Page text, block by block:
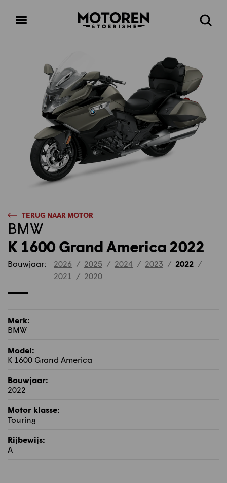
Open
Homepage Zoeken
TERUG NAAR MOTOR
BMW
K 1600 Grand America 2022
Bouwjaar: 2026 / 2025 / 2024 / 2023 / 2022 /
2021
/ 2020
Merk:
BMW
Model:
K 1600 Grand America
Bouwjaar:
2022
Motor klasse:
Touring
Rijbewijs:
A